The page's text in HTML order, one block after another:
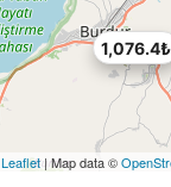
1,076.4₺
Leaflet| Map data ©